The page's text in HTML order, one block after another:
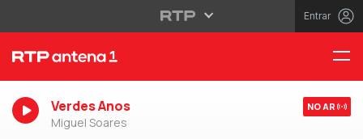
Entrar
Verdes Anos
Miguel Soares
NO AR